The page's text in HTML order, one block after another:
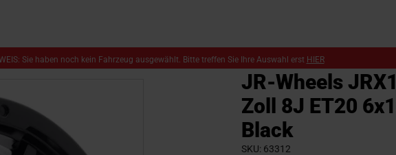
Sie haben noch kein Fahrzeug ausgewählt. Bitte treffen Sie Ihre Auswahl erst HIER
JR-Wheels
Zoll 8J ET20
Black
SKU 63312